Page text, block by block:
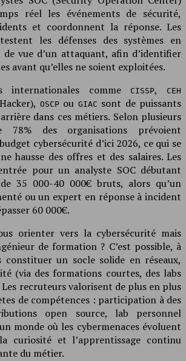
réel les événements de sécurité,
et coordonnent la réponse. Les
les défenses des systèmes en
vue d’un attaquant, afin d’identifier
avant qu’elles ne soient exploitées.
internationales comme
CISSP, CEH
OSCPou GIAC sont de puissants
dans ces métiers. Selon plusieurs
78% des organisations prévoient
cybersécurité d’ici 2026, ce qui se
hausse des offres et des salaires. Les
pour un analyste SOC débutant
35 000-40 000€ bruts, alors qu’un
ou un expert en réponse à incident
60 000€.
orienter vers la cybersécurité mais
de formation ? C’est possible, à
constituer un socle solide en réseaux,
(via des formations courtes, des labs
Les recruteurs valorisent de plus en plus
de compétences : participation à des
open source, lab personnel
monde où les cybermenaces évoluent
curiosité et l’apprentissage continu
du métier.